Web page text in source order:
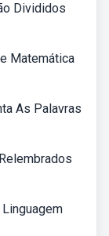
Divididos
Matemática
As Palavras